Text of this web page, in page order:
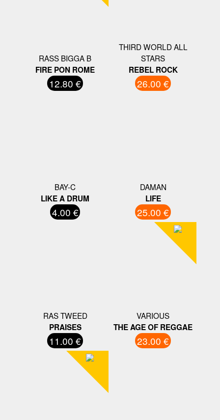
RASS BIGGA B
FIRE PON ROME
12.80 €
THIRD WORLD ALL
STARS
REBEL ROCK
26.00 €
BAY-C
LIKE A DRUM
4.00 €
DAMAN
LIFE
25.00 €
RAS TWEED
PRAISES
11.00 €
VARIOUS
THE AGE OF REGGAE
23.00 €